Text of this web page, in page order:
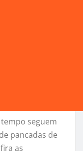
seguem
pancadas de
as